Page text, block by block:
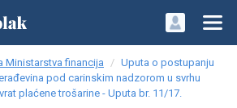
Ministarstva financija
Uputa o postupanju
pod carinskim nadzorom u svrhu
plaćene trošarine - Uputa br. 11/17.